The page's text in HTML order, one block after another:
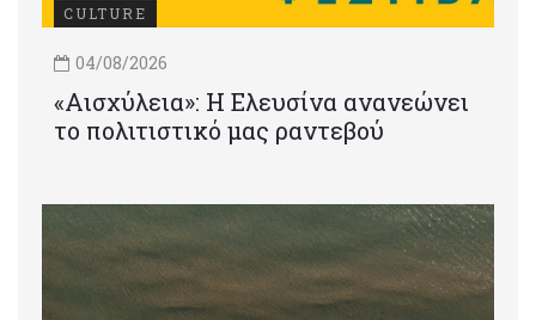
CULTURE
04/08/2026
«Αισχύλεια»: Η Ελευσίνα ανανεώνει
το πολιτιστικό μας ραντεβού